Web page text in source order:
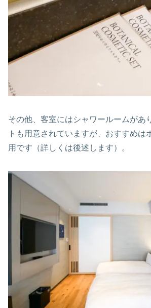
その他、客室にはシャワールームがあ
トも用意されていますが、おすすめは
用です（詳しくは後述します）。